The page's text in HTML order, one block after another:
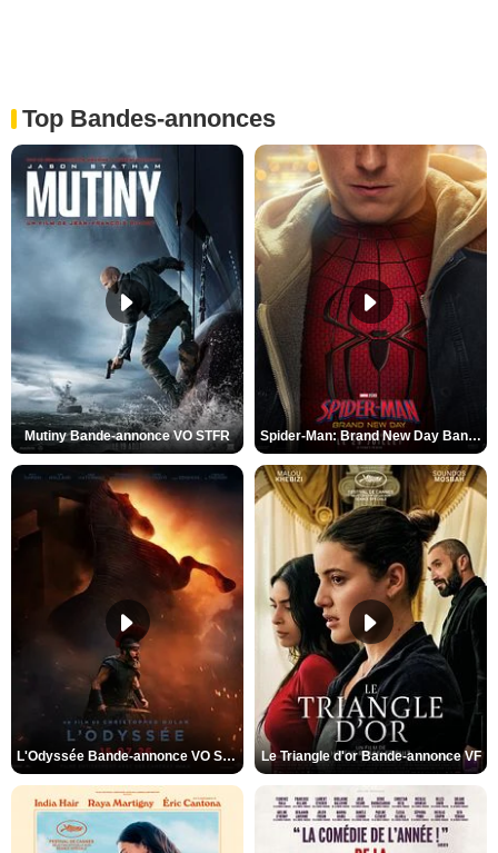
Top Bandes-annonces
Mutiny Bande-annonce VO STFR Spider-Man: Brand New Day Bande-annonce VO STFR
L'Odyssée Bande-annonce VO STFR Le Triangle d'or Bande-annonce VF